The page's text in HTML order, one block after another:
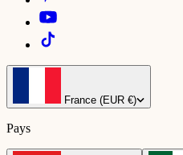
France (EUR €)
Pays